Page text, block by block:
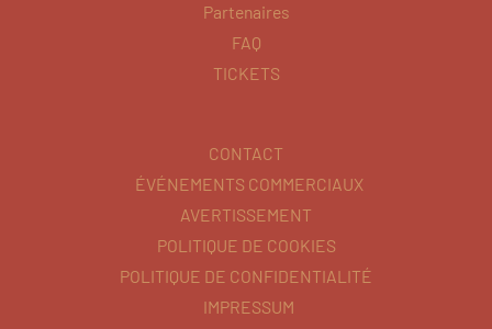
Partenaires
FAQ
TICKETS
CONTACT
ÉVÉNEMENTS COMMERCIAUX
AVERTISSEMENT
POLITIQUE DE COOKIES
POLITIQUE DE CONFIDENTIALITÉ
IMPRESSUM